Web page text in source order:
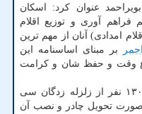
عنوان کرد: اسکان
آوری و توزیع اقلام
امدادی) آنان از مهم ترین
بر مبنای اساسنامه این
وقت و حفظ شان و کرامت
وی از اسکان اضطراری ۱۲ هزار و ۱۳۰ نفر از زلزله زدگان سی
صورت تحویل چادر و نصب آن